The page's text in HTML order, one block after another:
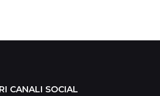
CANALI SOCIAL